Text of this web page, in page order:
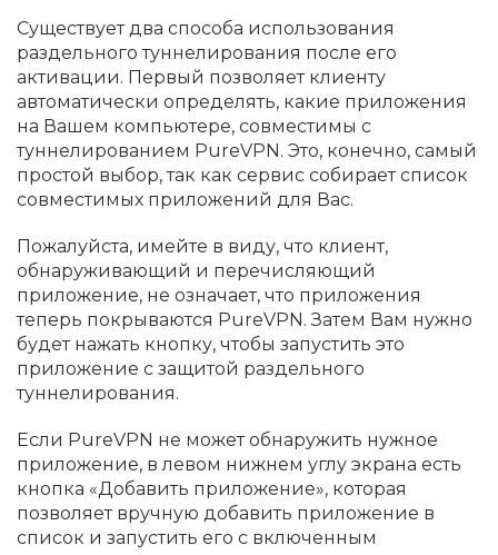
Существует два способа использования
раздельного туннелирования после его
активации. Первый позволяет клиенту
автоматически определять, какие приложения
на Вашем компьютере, совместимы с
туннелированием PureVPN. Это, конечно, самый
простой выбор, так как сервис собирает список
совместимых приложений для Вас.
Пожалуйста, имейте в виду, что клиент,
обнаруживающий и перечисляющий
приложение, не означает, что приложения
теперь покрываются PureVPN. Затем Вам нужно
будет нажать кнопку, чтобы запустить это
приложение с защитой раздельного
туннелирования.
Если PureVPN не может обнаружить нужное
приложение, в левом нижнем углу экрана есть
кнопка «Добавить приложение», которая
позволяет вручную добавить приложение в
список и запустить его с включенным